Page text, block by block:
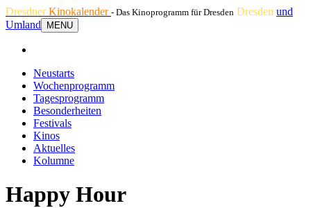
DresdnerKinokalender - Das Kinoprogramm für Dresden Dresden und
Umland
MENU
Neustarts
Wochenprogramm
Tagesprogramm
Besonderheiten
Festivals
Kinos
Aktuelles
Kolumne
Happy Hour